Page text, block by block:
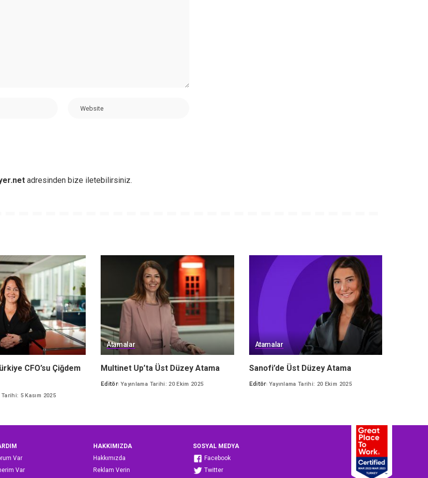
adresinden bize iletebilirsiniz.
CFO’su Çiğdem
Tarihi: 5 Kasım 2025
Atamalar
Multinet Up’ta Üst Düzey Atama
Posted
Editör Yayınlama Tarihi: 20 Ekim 2025
Atamalar
Sanofi’de Üst Düzey Atama
Posted
Editör Yayınlama Tarihi: 20 Ekim 2025
Var
Var
HAKKIMIZDA
Hakkımızda
Reklam Verin
SOSYAL MEDYA
Facebook
Twitter